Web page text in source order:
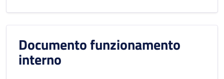
Documento funzionamento
interno